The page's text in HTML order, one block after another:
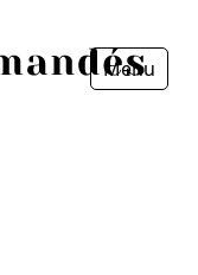
Menu
Fermer